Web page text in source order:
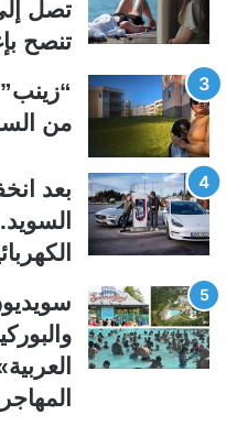
تنصح
“زينب”
من
بعد